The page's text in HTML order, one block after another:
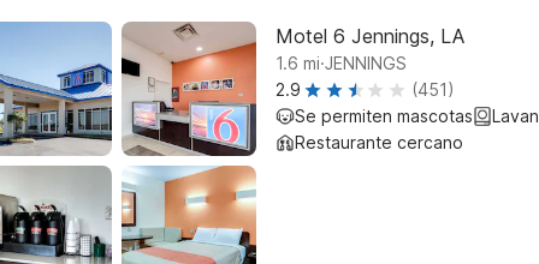
Motel 6 Jennings, LA
1.6 mi.JENNINGS
2.9
(451)
Se permiten mascotas
Restaurante cercano